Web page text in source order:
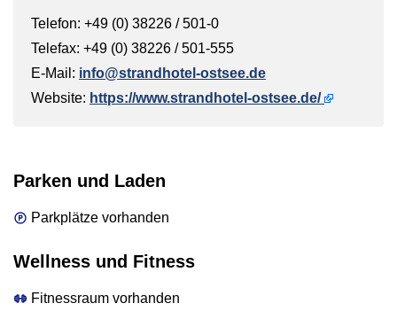
Telefon: +49 (0) 38226 / 501-0
Telefax: +49 (0) 38226 / 501-555
E-Mail: info@strandhotel-ostsee.de
Website: https://www.strandhotel-ostsee.de/
Parken und Laden
Parkplätze vorhanden
Wellness und Fitness
Fitnessraum vorhanden